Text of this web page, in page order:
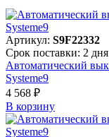
Артикул: S9F22332
Срок поставки: 2 дня
Автоматический
Systeme9
4 568 ₽
В корзинy